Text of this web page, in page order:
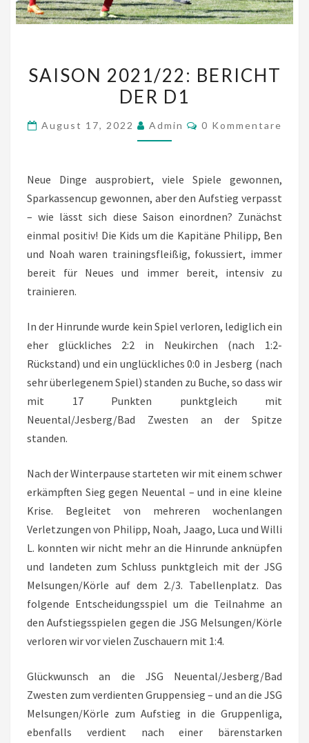
2021/22:
BERICHT
SAISON 2021/22: BERICHT
DER D1
August 17, 2022 Admin Kommentare
0 Kommentare
Neue Dinge ausprobiert, viele Spiele gewonnen,
Sparkassencup gewonnen, aber den Aufstieg verpasst
– wie lässt sich diese Saison einordnen? Zunächst
einmal positiv! Die Kids um die Kapitäne Philipp, Ben
und Noah waren trainingsfleißig, fokussiert, immer
bereit für Neues und immer bereit, intensiv zu
trainieren.
In der Hinrunde wurde kein Spiel verloren, lediglich ein
eher glückliches 2:2 in Neukirchen (nach 1:2-
Rückstand) und ein unglückliches 0:0 in Jesberg (nach
sehr überlegenem Spiel) standen zu Buche, so dass wir
mit 17 Punkten punktgleich mit
Neuental/Jesberg/Bad Zwesten an der Spitze
standen.
Nach der Winterpause starteten wir mit einem schwer
erkämpften Sieg gegen Neuental – und in eine kleine
Krise. Begleitet von mehreren wochenlangen
Verletzungen von Philipp, Noah, Jaago, Luca und Willi
L. konnten wir nicht mehr an die Hinrunde anknüpfen
und landeten zum Schluss punktgleich mit der JSG
Melsungen/Körle auf dem 2./3. Tabellenplatz. Das
folgende Entscheidungsspiel um die Teilnahme an
den Aufstiegsspielen gegen die JSG Melsungen/Körle
verloren wir vor vielen Zuschauern mit 1:4.
Glückwunsch an die JSG Neuental/Jesberg/Bad
Zwesten zum verdienten Gruppensieg – und an die JSG
Melsungen/Körle zum Aufstieg in die Gruppenliga,
ebenfalls verdient nach einer bärenstarken